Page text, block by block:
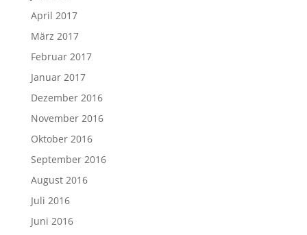
April 2017
März 2017
Februar 2017
Januar 2017
Dezember 2016
November 2016
Oktober 2016
September 2016
August 2016
Juli 2016
Juni 2016